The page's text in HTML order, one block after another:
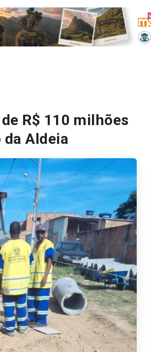
R$ 110 milhões
Aldeia